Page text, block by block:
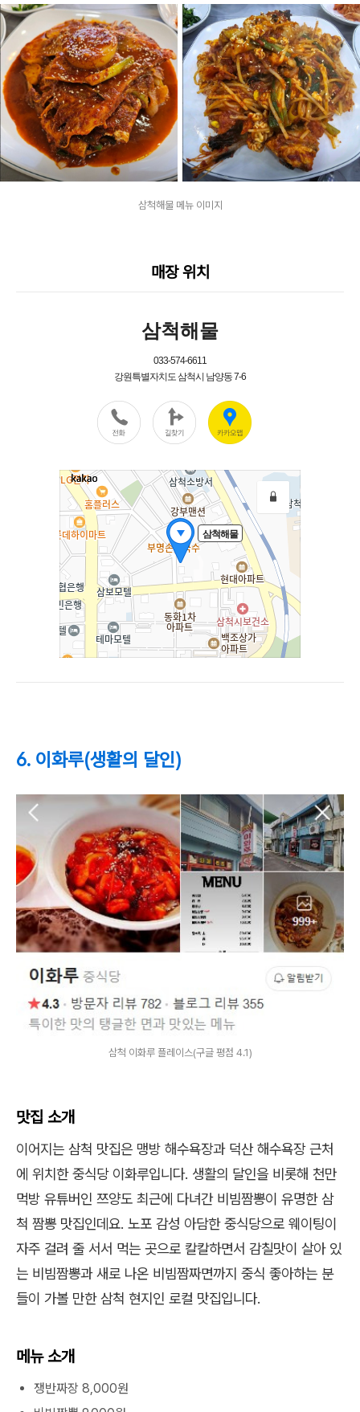
삼척해물 메뉴 이미지
매장 위치
6. 이화루(생활의 달인)
삼척 이화루 플레이스(구글 평점 4.1)
맛집 소개
이어지는 삼척 맛집은 맹방 해수욕장과 덕산 해수욕장 근처
에 위치한 중식당 이화루입니다. 생활의 달인을 비롯해 천만
먹방 유튜버인 쯔양도 최근에 다녀간 비빔짬뽕이 유명한 삼
척 짬뽕 맛집인데요. 노포 감성 아담한 중식당으로 웨이팅이
자주 걸려 줄 서서 먹는 곳으로 칼칼하면서 감칠맛이 살아 있
는 비빔짬뽕과 새로 나온 비빔짬짜면까지 중식 좋아하는 분
들이 가볼 만한 삼척 현지인 로컬 맛집입니다.
메뉴 소개
쟁반짜장 8,000원